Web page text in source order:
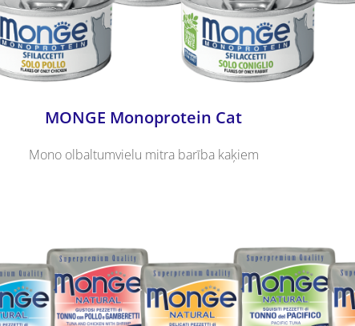
MONGE Monoprotein Cat
Mono olbaltumvielu mitra barība kaķiem